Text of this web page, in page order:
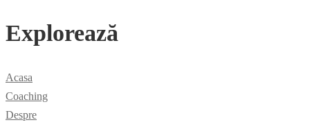
Explorează
Acasa
Coaching
Despre